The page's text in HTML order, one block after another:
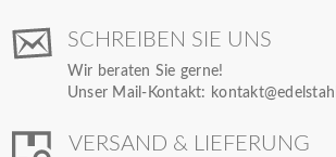
SCHREIBEN SIE UNS
Wir beraten Sie gerne!
Unser Mail-Kontakt:
VERSAND & LIEFERUNG